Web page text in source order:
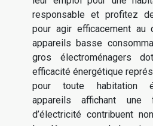
responsable et profitez
pour agir efficacement au
appareils basse
gros électroménagers
efficacité énergétique
pour toute habitation
appareils affichant une
d’électricité contribuent